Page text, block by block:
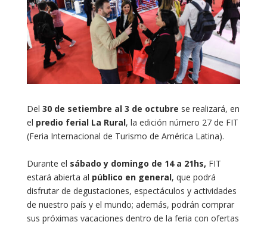
Del 30 de setiembre al 3 de octubre se realizará, en
el predio ferial La Rural, la edición número 27 de FIT
(Feria Internacional de Turismo de América Latina).
Durante el sábado y domingo de 14 a 21hs, FIT
estará abierta al público en general, que podrá
disfrutar de degustaciones, espectáculos y actividades
de nuestro país y el mundo; además, podrán comprar
sus próximas vacaciones dentro de la feria con ofertas